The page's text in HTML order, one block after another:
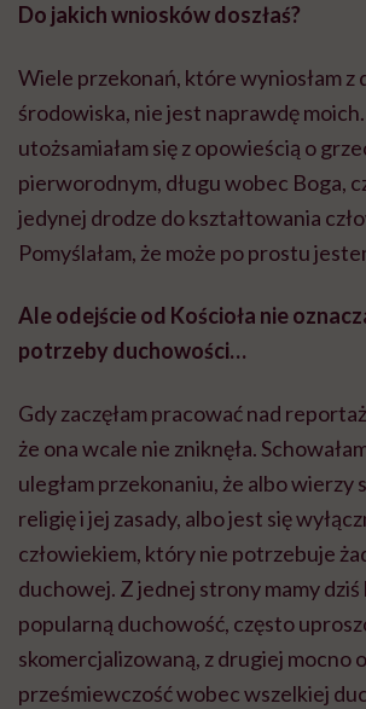
Do jakich wniosków doszłaś?
Wiele przekonań, które wyniosłam z
środowiska, nie jest naprawdę
utożsamiałam się z opowieścią o
pierworodnym, długu wobec Boga,
jedynej drodze do kształtowania
Pomyślałam, że może po prostu
Ale odejście od Kościoła nie
potrzeby duchowości…
Gdy zaczęłam pracować nad
że ona wcale nie zniknęła.
uległam przekonaniu, że albo wierzy
religię i jej zasady, albo jest się
człowiekiem, który nie potrzebuje
duchowej. Z jednej strony mamy dziś
popularną duchowość, często
skomercjalizowaną, z drugiej mocno
prześmiewczość wobec wszelkiej